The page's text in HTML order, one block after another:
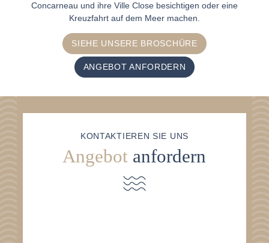
Concarneau und ihre Ville Close besichtigen oder eine
Kreuzfahrt auf dem Meer machen.
SIEHE UNSERE BROSCHÜRE
ANGEBOT ANFORDERN
KONTAKTIEREN SIE UNS
Angebot anfordern